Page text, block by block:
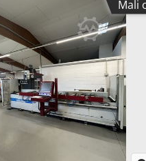
SINUMERIK 808 D
prostor, os x: 3.000 mm maks.
260 mm maks. radni prostor,
za alat: BT 30 broj okretaja
4000 o/min pri i=2 (moguće
omjere) snaga pogona
7,5 kW moment glavnog
pri 40 % ED brzi hod: 40.000
bušenja u S355: 26 mm
u S355: M16 kapacitet
ED: 200 cm³/min ponovljivost:
Mali